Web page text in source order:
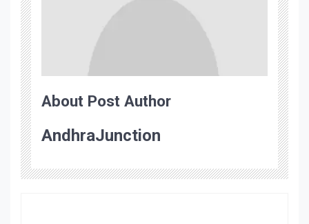
About Post Author
AndhraJunction